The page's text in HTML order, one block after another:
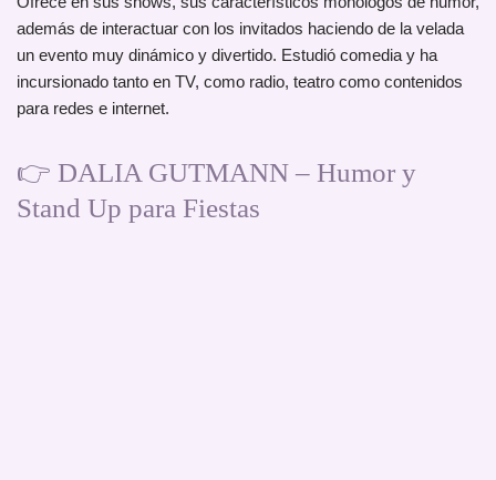
además de interactuar con los invitados haciendo de la velada
un evento muy dinámico y divertido. Estudió comedia y ha
incursionado tanto en TV, como radio, teatro como contenidos
para redes e internet.
👉 DALIA GUTMANN – Humor y
Stand Up para Fiestas